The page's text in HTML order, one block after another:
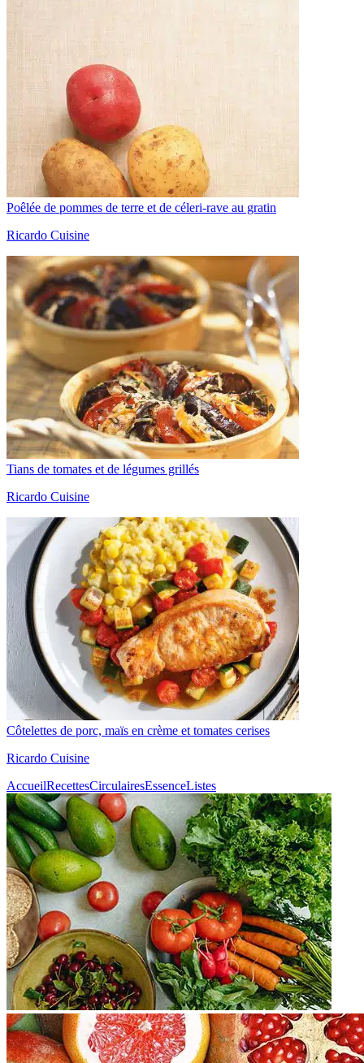
Poêlée de pommes de terre et de céleri-rave au gratin
Ricardo Cuisine
Tians de tomates et de légumes grillés
Ricardo Cuisine
Côtelettes de porc, maïs en crème et tomates cerises
Ricardo Cuisine
AccueilRecettesCirculairesEssenceListes